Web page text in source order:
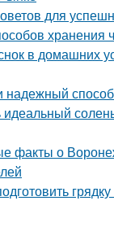
для
хранения
в домашних
надежный
идеальный
факты о